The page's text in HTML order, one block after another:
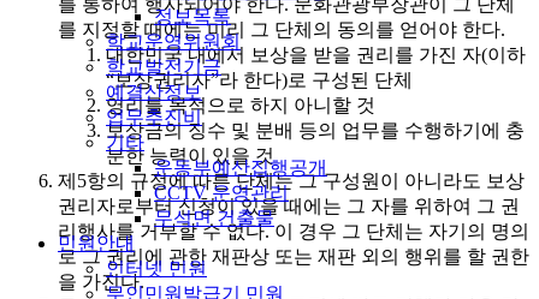
정보목록
학교운영위원회
학교발전기금
예결산정보
업무추진비
기타
운동부예산집행공개
CCTV 운영관리
무석면 건출물
민원안내
인터넷 민원
무인민원발급기 민원
를 통하여 행사되어야 한다. 문화관광부장관이 그 단체
를 지정할 때에는 미리 그 단체의 동의를 얻어야 한다.
대한민국 내에서 보상을 받을 권리를 가진 자(이하
“보상권리자”라 한다)로 구성된 단체
영리를 목적으로 하지 아니할 것
보상금의 징수 및 분배 등의 업무를 수행하기에 충
분한 능력이 있을 것
제5항의 규정에 따른 단체는 그 구성원이 아니라도 보상
권리자로부터 신청이 있을 때에는 그 자를 위하여 그 권
리행사를 거부할 수 없다. 이 경우 그 단체는 자기의 명의
로 그 권리에 관한 재판상 또는 재판 외의 행위를 할 권한
을 가진다.